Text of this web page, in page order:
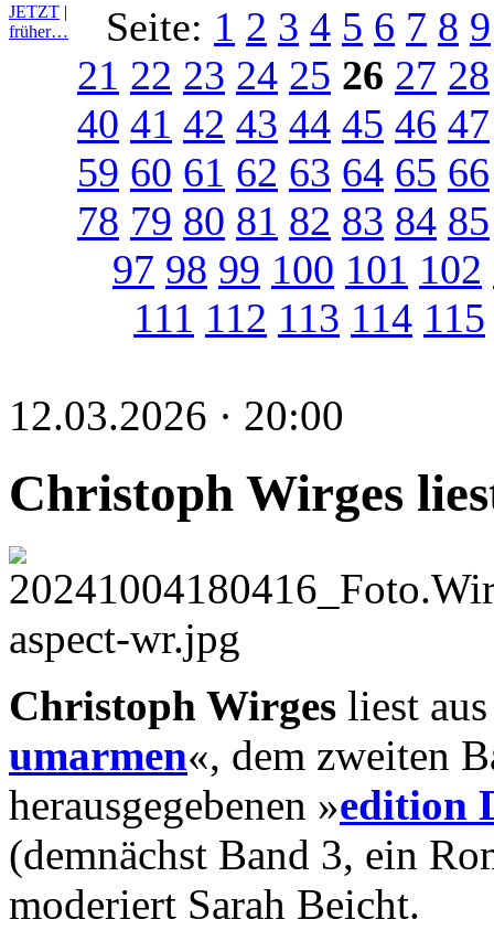
JETZT |
früher…
Seite: 1 2 3 4 5 6 7 8 9
21 22 23 24 25 26 27 28
40 41 42 43 44 45 46 47
59 60 61 62 63 64 65 66
78 79 80 81 82 83 84 85
97 98 99 100 101 102
111 112 113 114 115
12.03.2026 · 20:00
Christoph Wirges
Christoph Wirges liest
umarmen«, dem zweiten
herausgegebenen »edition
(demnächst Band 3, ein
moderiert Sarah Beicht.